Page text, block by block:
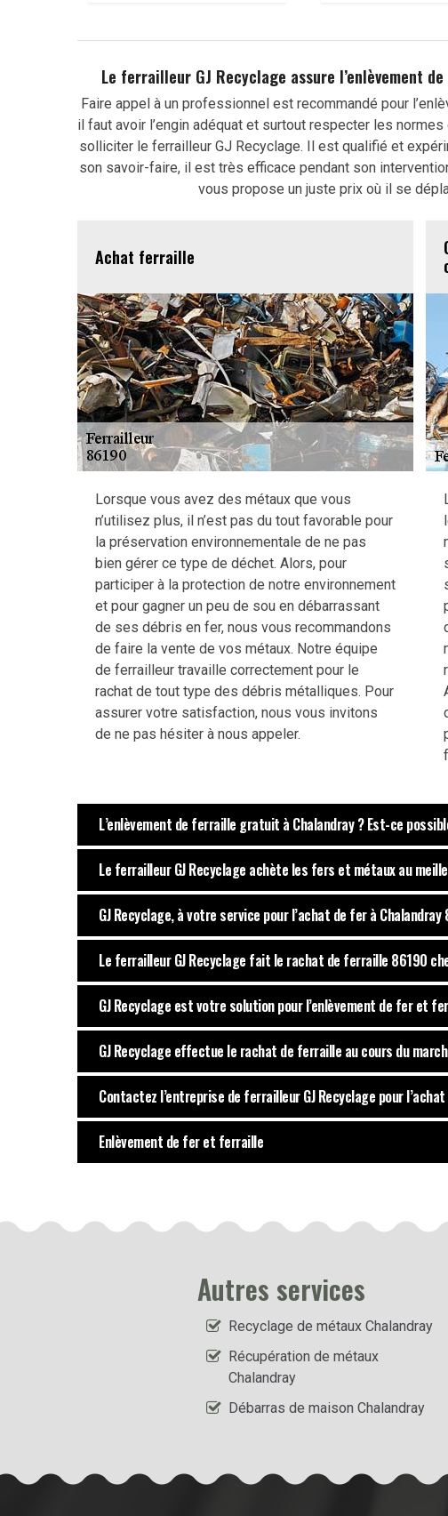
Le ferrailleur GJ Recyclage assure l’enlèvement
Faire appel à un professionnel est recommandé pour
il faut avoir l’engin adéquat et surtout respecter les
solliciter le ferrailleur GJ Recyclage. Il est qualifié et
son savoir-faire, il est très efficace pendant son
vous propose un juste prix où il se
Achat ferraille
Lorsque vous avez des métaux que vous
n’utilisez plus, il n’est pas du tout favorable pour
la préservation environnementale de ne pas
bien gérer ce type de déchet. Alors, pour
participer à la protection de notre environnement
et pour gagner un peu de sou en débarrassant
de ses débris en fer, nous vous recommandons
de faire la vente de vos métaux. Notre équipe
de ferrailleur travaille correctement pour le
rachat de tout type des débris métalliques. Pour
assurer votre satisfaction, nous vous invitons
de ne pas hésiter à nous appeler.
L’enlèvement de ferraille gratuit à Chalandray ? Est-ce
Le ferrailleur GJ Recyclage achète les fers et métaux au
GJ Recyclage, à votre service pour l’achat de fer à Chalandray
Le ferrailleur GJ Recyclage fait le rachat de ferraille 86190
GJ Recyclage est votre solution pour l’enlèvement de fer et
GJ Recyclage effectue le rachat de ferraille au cours du
Contactez l’entreprise de ferrailleur GJ Recyclage pour
Enlèvement de fer et ferraille
Autres services
Recyclage de métaux Chalandray
Récupération de métaux
Chalandray
Débarras de maison Chalandray